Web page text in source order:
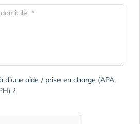
d’une aide / prise en charge (APA,
?